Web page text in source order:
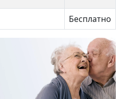
Бесплатно